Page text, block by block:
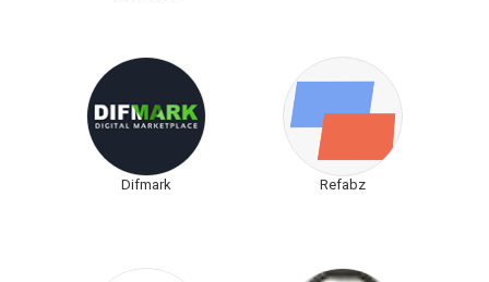
Difmark Refabz